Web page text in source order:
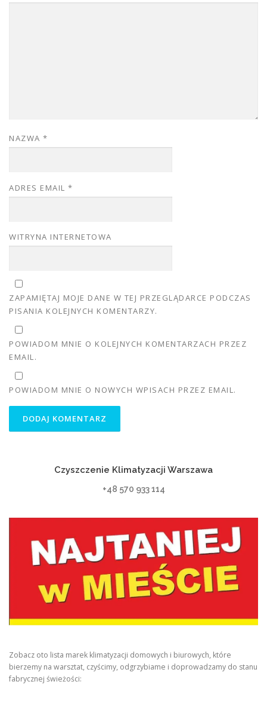
NAZWA *
ADRES EMAIL *
WITRYNA INTERNETOWA
ZAPAMIĘTAJ MOJE DANE W TEJ PRZEGLĄDARCE PODCZAS
PISANIA KOLEJNYCH KOMENTARZY.
POWIADOM MNIE O KOLEJNYCH KOMENTARZACH PRZEZ
EMAIL.
POWIADOM MNIE O NOWYCH WPISACH PRZEZ EMAIL.
Czyszczenie Klimatyzacji Warszawa
+48 570 933 114
Zobacz oto lista marek klimatyzacji domowych i biurowych, które
bierzemy na warsztat, czyścimy, odgrzybiame i doprowadzamy do stanu
fabrycznej świeżości: